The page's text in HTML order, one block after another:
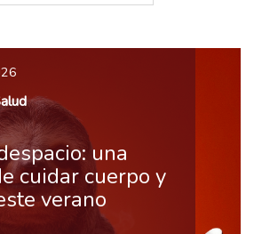
una
cuidar cuerpo y
verano